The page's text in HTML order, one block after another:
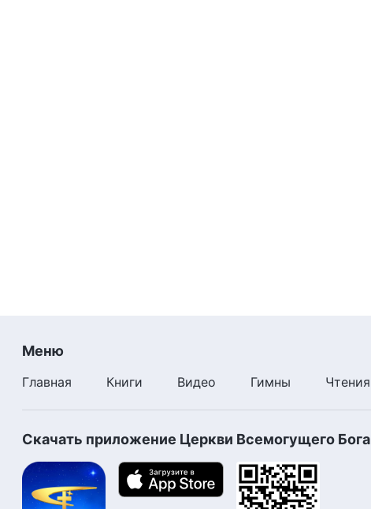
Меню
Главная Книги Видео Гимны Чтения
Скачать приложение Церкви Всемогущего Бога